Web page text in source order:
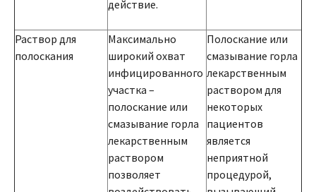
действие.
Раствор для
полоскания
Максимально
широкий охват
инфицированного
участка –
полоскание или
смазывание горла
лекарственным
раствором
позволяет
Полоскание или
смазывание горла
лекарственным
раствором для
некоторых
пациентов
является
неприятной
процедурой,